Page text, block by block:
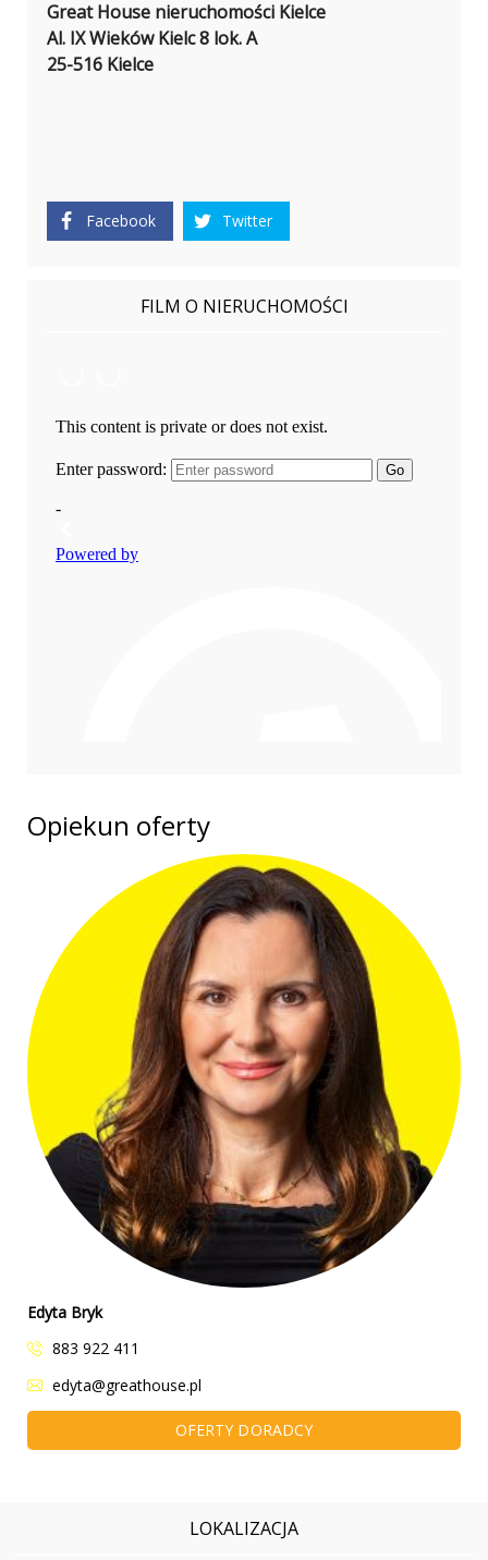
Great House nieruchomości Kielce
Al. IX Wieków Kielc 8 lok. A
25-516 Kielce
Facebook Twitter
FILM O NIERUCHOMOŚCI
Opiekun oferty
Edyta Bryk
883 922 411
edyta@greathouse.pl
OFERTY DORADCY
LOKALIZACJA